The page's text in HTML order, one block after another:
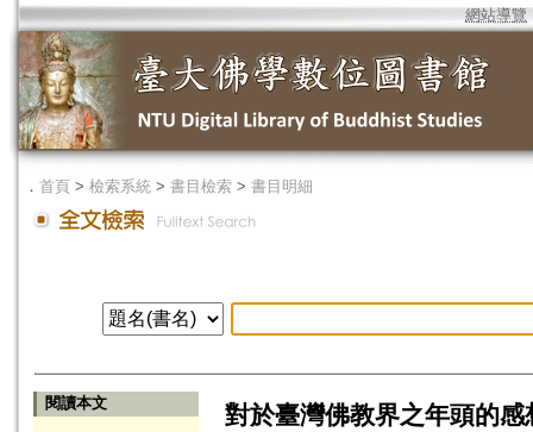
網站導覽
． 首頁 > 檢索系統 > 書目檢索 > 書目明細
閱讀本文 對於臺灣佛教界之年頭的感